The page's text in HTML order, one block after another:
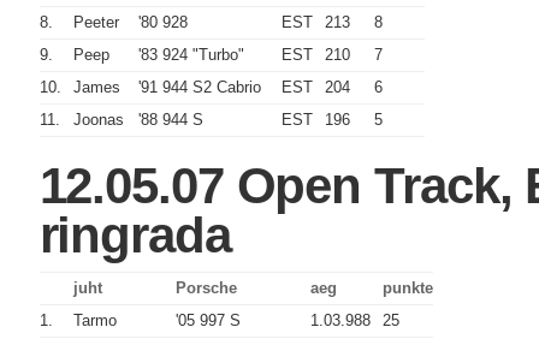
8.
Peeter '80 928 EST 213
8
9.
Peep '83 924 "Turbo" EST 210
7
10.
James '91 944 S2 Cabrio EST 204
6
11.
Joonas '88 944 S EST 196 5
12.05.07 Open
ringrada
juht Porsche aeg
punkte
1.
Tarmo '05 997 S 1.03.988
25